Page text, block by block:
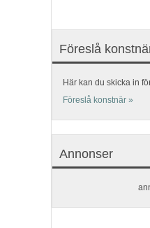
Föreslå
Här kan du skicka in
Föreslå konstnär »
Annonser